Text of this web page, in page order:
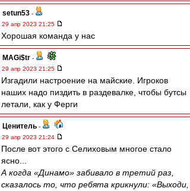
setun53 -
29 апр 2023 21:25
Хорошая команда у нас
MAGi$tr -
29 апр 2023 21:25
Изгадили настроение на майские. Игроков
наших надо пиздить в раздевалке, чтобы бутсы
летали, как у Ферги
Ценитель -
29 апр 2023 21:24
После вот этого с Селиховым многое стало
ясно...
А когда «Динамо» забивало в третий раз,
сказалось то, что ребята крикнули: «Выходи,